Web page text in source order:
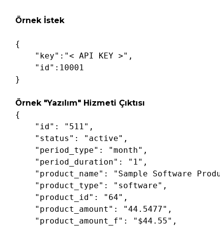
Örnek İstek
{
"key" : "< API KEY >" ,
"id" : 10001
Örnek "Yazılım" Hizmeti Çıktısı
{
"id" : "511" ,
"status" : "active" ,
"period_type" : "month" ,
"period_duration" : "1" ,
"product_name" : "Sample Software
"product_type" : "software" ,
"product_id" : "64" ,
"product_amount" : "44.5477" ,
"product_amount_f" : "$44.55" ,